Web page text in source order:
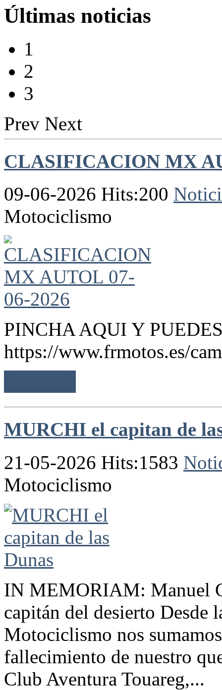
Últimas noticias
1
2
3
Prev Next
CLASIFICACION MX
09-06-2026 Hits:200
Motociclismo
PINCHA AQUI Y
https://www.frmotos.es/
MURCHI el capitan de
21-05-2026 Hits:1583
Motociclismo
IN MEMORIAM: Manuel
capitán del desierto Desde
Motociclismo nos
fallecimiento de nuestro
Club Aventura Touareg,...